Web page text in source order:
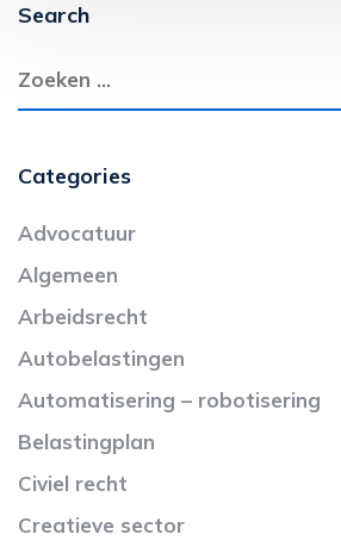
Search
Categories
Advocatuur
Algemeen
Arbeidsrecht
Autobelastingen
Automatisering – robotisering
Belastingplan
Civiel recht
Creatieve sector